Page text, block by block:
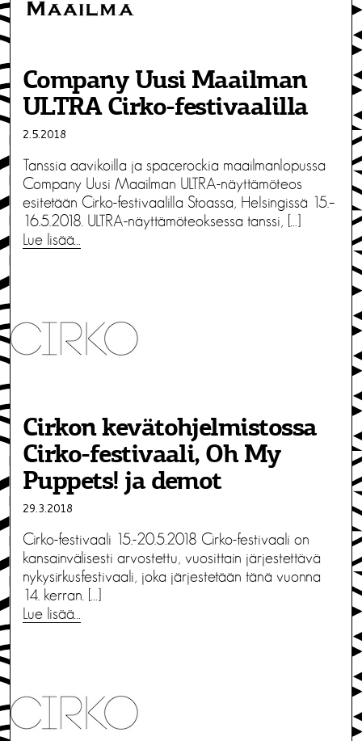
Company Uusi Maailman
ULTRA Cirko-festivaalilla
2.5.2018
Tanssia aavikoilla ja spacerockia maailmanlopussa
Company Uusi Maailman ULTRA-näyttämöteos
esitetään Cirko-festivaalilla Stoassa, Helsingissä 15.–
16.5.2018. ULTRA-näyttämöteoksessa tanssi, […]
Lue lisää…
Cirkon kevätohjelmistossa
Cirko-festivaali, Oh My
Puppets! ja demot
29.3.2018
Cirko-festivaali 15.-20.5.2018 Cirko-festivaali on
kansainvälisesti arvostettu, vuosittain järjestettävä
nykysirkusfestivaali, joka järjestetään tänä vuonna
14. kerran. […]
Lue lisää…